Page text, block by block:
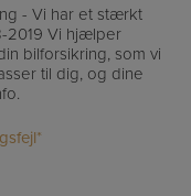
- Vi har et stærkt
2019 Vi hjælper
bilforsikring, som vi
til dig, og dine